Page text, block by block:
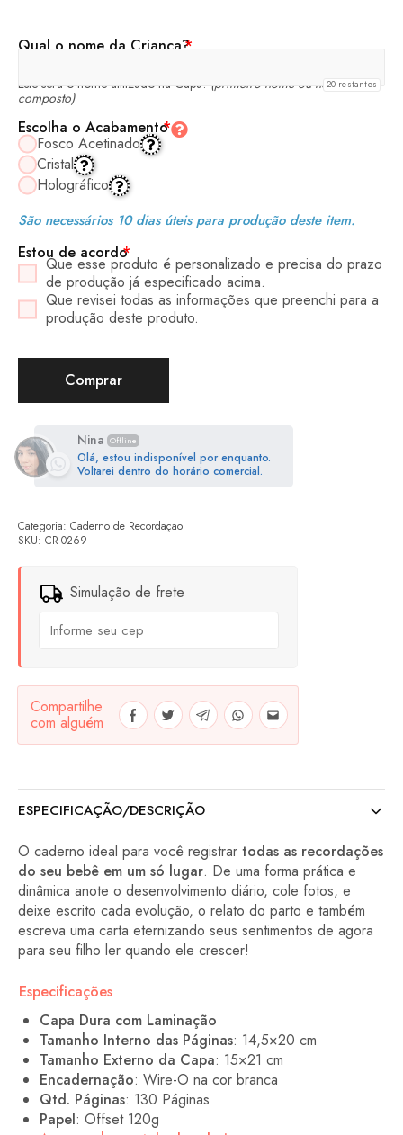
*
Qual o nome da Criança?
Este será o nome utilizado na Capa! (primeiro nome ou nome
composto)
20 restantes
*
Escolha o Acabamento
Fosco Acetinado
Cristal
Holográfico
São necessários 10 dias úteis para produção deste item.
*
Estou de acordo
Que esse produto é personalizado e precisa do prazo
de produção já especificado acima.
Que revisei todas as informações que preenchi para a
produção deste produto.
Comprar
Nina Offline
Olá, estou indisponível por enquanto.
Voltarei dentro do horário comercial.
SKU: CR-0269
Categoria: Caderno de Recordação
Simulação de frete
Compartilhe
com alguém
ESPECIFICAÇÃO/DESCRIÇÃO
O caderno ideal para você registrar todas as recordações
do seu bebê em um só lugar. De uma forma prática e
dinâmica anote o desenvolvimento diário, cole fotos, e
deixe escrito cada evolução, o relato do parto e também
escreva uma carta eternizando seus sentimentos de agora
para seu filho ler quando ele crescer!
Especificações
Capa Dura com Laminação
Tamanho Interno das Páginas: 14,5×20 cm
Tamanho Externo da Capa: 15×21 cm
Encadernação: Wire-O na cor branca
Qtd. Páginas: 130 Páginas
Papel: Offset 120g